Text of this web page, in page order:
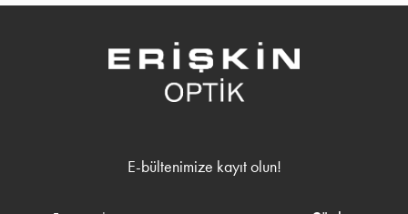
E-bültenimize kayıt olun!